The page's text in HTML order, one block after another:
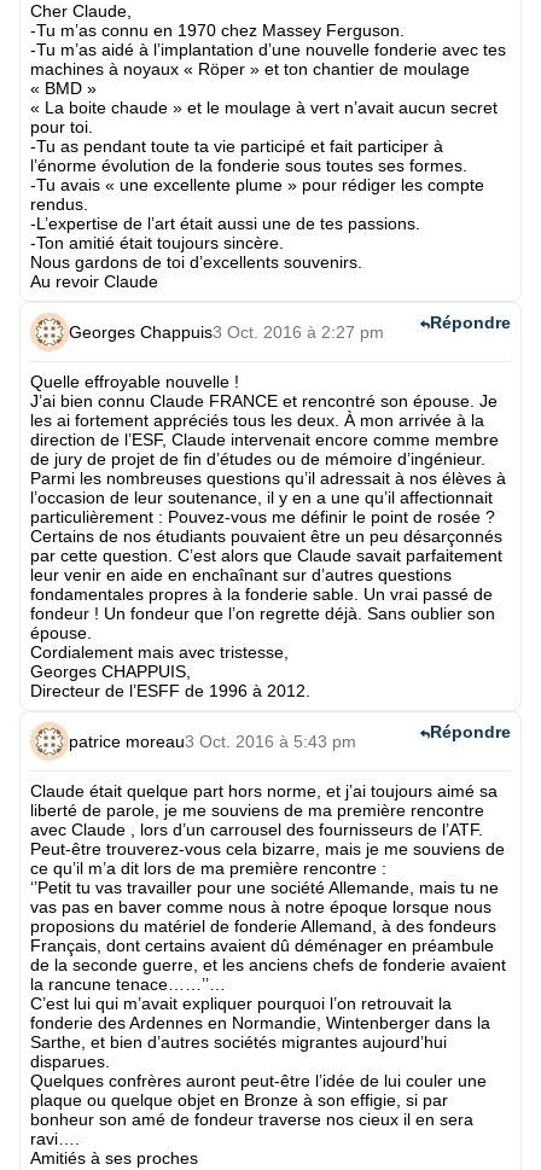
Cher Claude,
-Tu m’as connu en 1970 chez Massey Ferguson.
-Tu m’as aidé à l’implantation d’une nouvelle fonderie avec tes
machines à noyaux « Röper » et ton chantier de moulage
« BMD »
« La boite chaude » et le moulage à vert n’avait aucun secret
pour toi.
-Tu as pendant toute ta vie participé et fait participer à
l’énorme évolution de la fonderie sous toutes ses formes.
-Tu avais « une excellente plume » pour rédiger les compte
rendus.
-L’expertise de l’art était aussi une de tes passions.
-Ton amitié était toujours sincère.
Nous gardons de toi d’excellents souvenirs.
Au revoir Claude
Georges Chappuis3 Oct. 2016 à 2:27 pm
Quelle effroyable nouvelle !
J’ai bien connu Claude FRANCE et rencontré son épouse. Je
les ai fortement appréciés tous les deux. À mon arrivée à la
direction de l’ESF, Claude intervenait encore comme membre
de jury de projet de fin d’études ou de mémoire d’ingénieur.
Parmi les nombreuses questions qu’il adressait à nos élèves à
l’occasion de leur soutenance, il y en a une qu’il affectionnait
particulièrement : Pouvez-vous me définir le point de rosée ?
Certains de nos étudiants pouvaient être un peu désarçonnés
par cette question. C’est alors que Claude savait parfaitement
leur venir en aide en enchaînant sur d’autres questions
fondamentales propres à la fonderie sable. Un vrai passé de
fondeur ! Un fondeur que l’on regrette déjà. Sans oublier son
épouse.
Cordialement mais avec tristesse,
Georges CHAPPUIS,
Directeur de l’ESFF de 1996 à 2012.
Répondre
patrice moreau3 Oct. 2016 à 5:43 pm
Claude était quelque part hors norme, et j’ai toujours aimé sa
liberté de parole, je me souviens de ma première rencontre
avec Claude , lors d’un carrousel des fournisseurs de l’ATF.
Peut-être trouverez-vous cela bizarre, mais je me souviens de
ce qu’il m’a dit lors de ma première rencontre :
‘’Petit tu vas travailler pour une société Allemande, mais tu ne
vas pas en baver comme nous à notre époque lorsque nous
proposions du matériel de fonderie Allemand, à des fondeurs
Français, dont certains avaient dû déménager en préambule
de la seconde guerre, et les anciens chefs de fonderie avaient
la rancune tenace……’’…
C’est lui qui m’avait expliquer pourquoi l’on retrouvait la
fonderie des Ardennes en Normandie, Wintenberger dans la
Sarthe, et bien d’autres sociétés migrantes aujourd’hui
disparues.
Quelques confrères auront peut-être l’idée de lui couler une
plaque ou quelque objet en Bronze à son effigie, si par
bonheur son amé de fondeur traverse nos cieux il en sera
ravi….
Amitiés à ses proches
Répondre